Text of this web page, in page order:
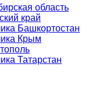
область
край
Башкортостан
Крым
Татарстан